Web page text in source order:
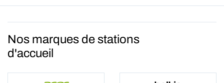
Nos marques de stations
d'accueil